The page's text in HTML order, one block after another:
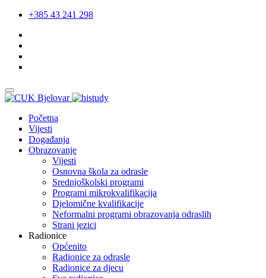
+385 43 241 298
Početna
Vijesti
Događanja
Obrazovanje
Vijesti
Osnovna škola za odrasle
Srednjoškolski programi
Programi mikrokvalifikacija
Djelomične kvalifikacije
Neformalni programi obrazovanja odraslih
Strani jezici
Radionice
Općenito
Radionice za odrasle
Radionice za djecu